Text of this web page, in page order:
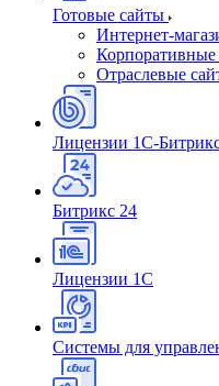
Готовые сайты
Интернет-
Корпоративные
Отраслевые
Лицензии 1С-
Битрикс 24
Лицензии 1С
Системы для